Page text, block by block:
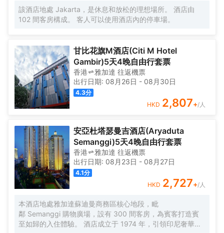
酒店休閒區提供了各類設施，您可以在這裏舒緩身心壓力。
爲了方便旅客，酒店會提供接機服務。酒店爲所有入住客人
提供停車場。
該酒店地處 Jakarta，是休息和放松的理想場所。 酒店由
102 間客房構成。 客人可以使用酒店內的停車場。
甘比花旗M酒店(Citi M Hotel
Gambir)5天4晚自由行套票
香港 雅加達 往返機票
出行日期: 08月26日 - 08月30日
4.3分
HKD 2,807+/人
安亞杜塔瑟曼吉酒店(Aryaduta
Semanggi)5天4晚自由行套票
香港 雅加達 往返機票
出行日期: 08月23日 - 08月27日
4.1分
HKD 2,727+/人
本酒店地處雅加達蘇迪曼商務區核心地段，毗
鄰 Semanggi 購物廣場，設有 300 間客房，為賓客打造賓
至如歸的入住體驗。 酒店成立于 1974 年，引領印尼奢華、